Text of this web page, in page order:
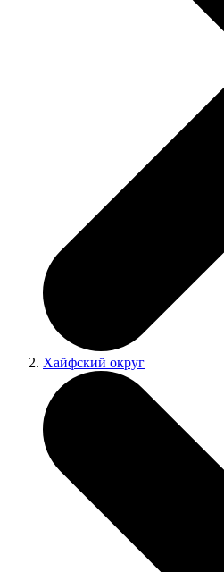
Хайфский округ